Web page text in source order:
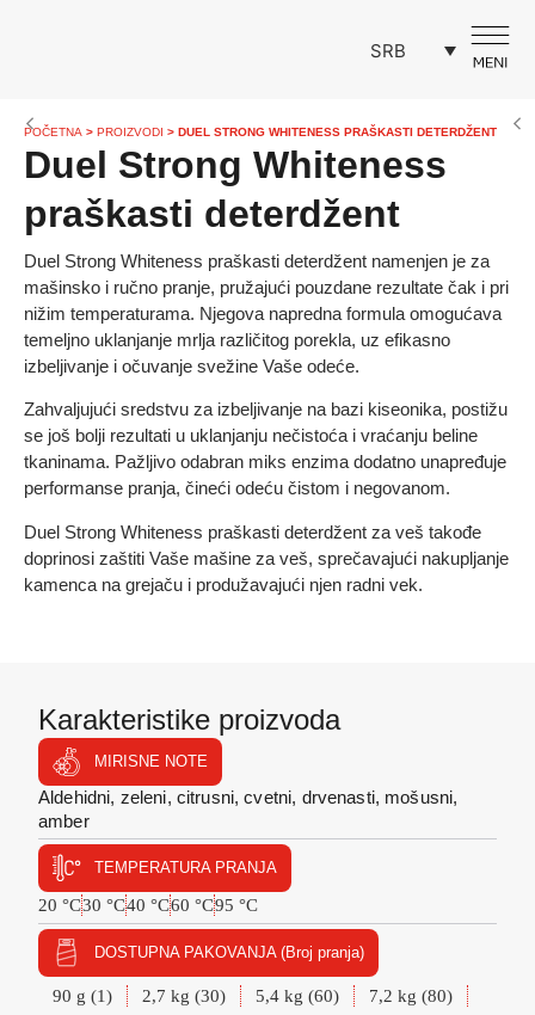
SRB
POČETNA > PROIZVODI > DUEL STRONG WHITENESS PRAŠKASTI DETERDŽENT
Duel Strong Whiteness
praškasti deterdžent
Duel Strong Whiteness praškasti deterdžent namenjen je za
mašinsko i ručno pranje, pružajući pouzdane rezultate čak i pri
nižim temperaturama. Njegova napredna formula omogućava
temeljno uklanjanje mrlja različitog porekla, uz efikasno
izbeljivanje i očuvanje svežine Vaše odeće.
Zahvaljujući sredstvu za izbeljivanje na bazi kiseonika, postižu
se još bolji rezultati u uklanjanju nečistoća i vraćanju beline
tkaninama. Pažljivo odabran miks enzima dodatno unapređuje
performanse pranja, čineći odeću čistom i negovanom.
Duel Strong Whiteness praškasti deterdžent za veš takođe
doprinosi zaštiti Vaše mašine za veš, sprečavajući nakupljanje
kamenca na grejaču i produžavajući njen radni vek.
Karakteristike proizvoda
MIRISNE NOTE
Aldehidni, zeleni, citrusni, cvetni, drvenasti, mošusni,
amber
TEMPERATURA PRANJA
20 °C30 °C40 °C60 °C95 °C
DOSTUPNA PAKOVANJA (Broj pranja)
90 g (1) 2,7 kg (30) 5,4 kg (60)
7,2 kg (80)